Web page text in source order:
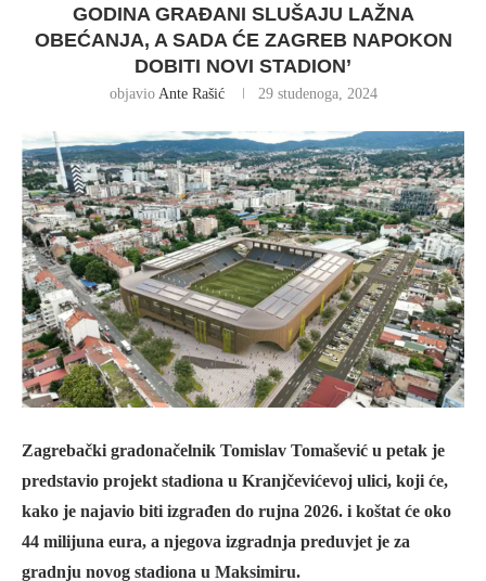
GODINA GRAĐANI SLUŠAJU LAŽNA
OBEĆANJA, A SADA ĆE ZAGREB NAPOKON
DOBITI NOVI STADION’
objavio Ante Rašić 29 studenoga, 2024
Zagrebački gradonačelnik Tomislav Tomašević u petak je
predstavio projekt stadiona u Kranjčevićevoj ulici, koji će,
kako je najavio biti izgrađen do rujna 2026. i koštat će oko
44 milijuna eura, a njegova izgradnja preduvjet je za
gradnju novog stadiona u Maksimiru.